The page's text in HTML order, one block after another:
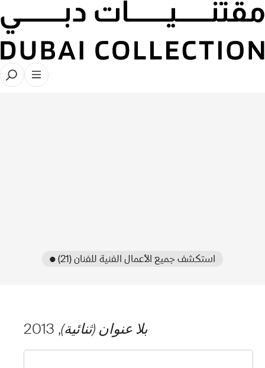
● استكشف جميع الأعمال الفنية للفنان (21)
بلا عنوان (ثنائية), 2013